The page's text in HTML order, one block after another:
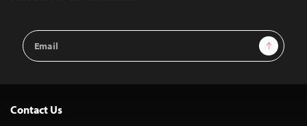
Email
Address
Sign Up
Contact Us